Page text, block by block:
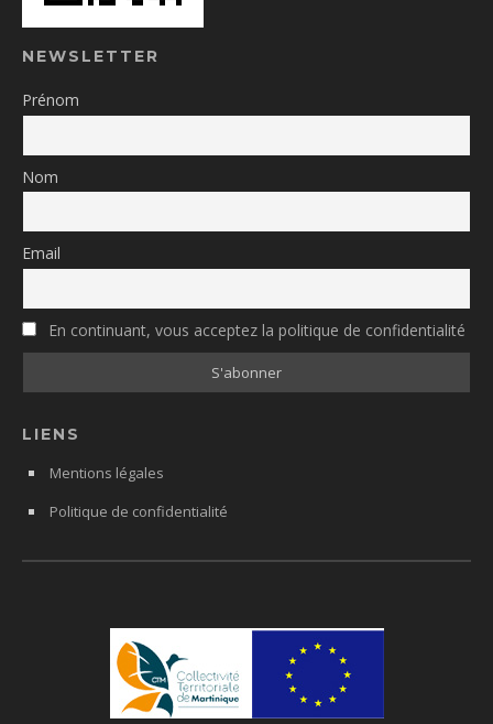
NEWSLETTER
Prénom
Nom
Email
En continuant, vous acceptez la politique de confidentialité
LIENS
Mentions légales
Politique de confidentialité